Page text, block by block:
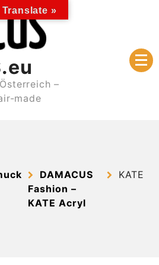
–
made
DAMACUS
Fashion –
KATE Acryl
KATE
Translate »